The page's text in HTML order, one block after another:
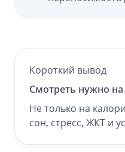
Короткий вывод
Смотреть нужно
Не только на
сон, стресс, ЖКТ и